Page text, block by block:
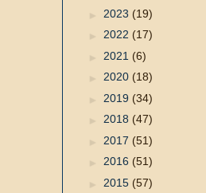
► 2023 (19)
► 2022 (17)
► 2021 (6)
► 2020 (18)
► 2019 (34)
► 2018 (47)
► 2017 (51)
► 2016 (51)
► 2015 (57)